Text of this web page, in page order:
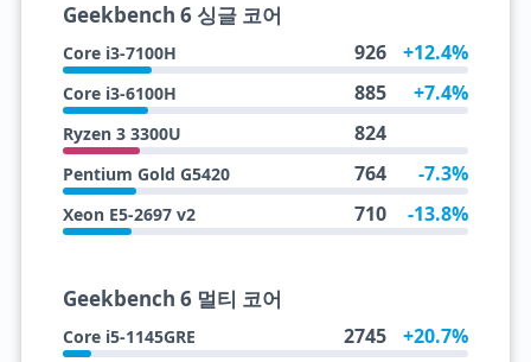
Geekbench 6 싱글 코어
Core i3-7100H 926 +12.4%
Core i3-6100H 885 +7.4%
Ryzen 3 3300U 824
Pentium Gold G5420 764 -7.3%
Xeon E5-2697 v2 710 -13.8%
Geekbench 6 멀티 코어
Core i5-1145GRE 2745 +20.7%